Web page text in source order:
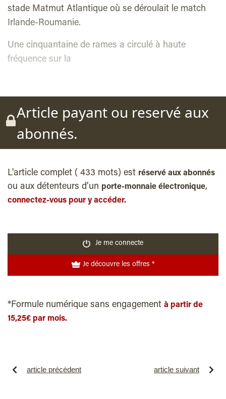
stade Matmut Atlantique où se déroulait le match
Irlande-Roumanie.
Une cinquantaine de rames a circulé à haute
fréquence sur la
Article payant ou reservé aux
abonnés.
L'article complet ( 433 mots) est réservé aux abonnés
ou aux détenteurs d’un porte-monnaie électronique,
connectez-vous pour y accéder.
Je me connecte
Je découvre les offres *
*Formule numérique sans engagement à partir de
15,25€ par mois.
article précédent article suivant